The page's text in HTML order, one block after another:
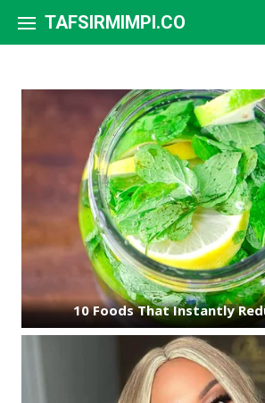
TAFSIRMIMPI.CO